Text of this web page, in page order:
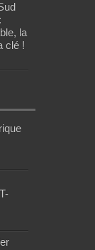
la
clé !